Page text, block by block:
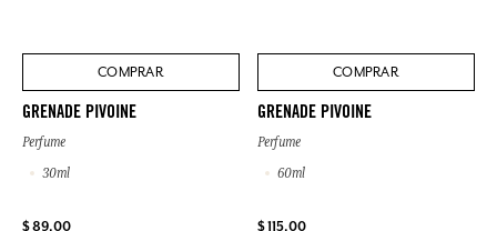
COMPRAR
GRENADE PIVOINE
Perfume
30ml
$ 89.00
COMPRAR
GRENADE PIVOINE
Perfume
60ml
$ 115.00